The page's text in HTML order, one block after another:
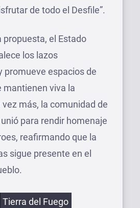
de todo el Desfile”.
el Estado
los lazos
promueve espacios de
mantienen viva la
más, la comunidad de
para rendir homenaje
reafirmando que la
sigue presente en el
Tierra del Fuego